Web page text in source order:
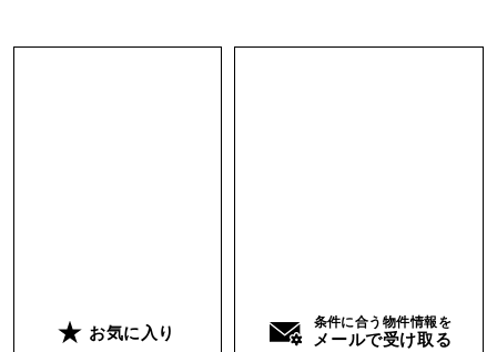
徴時な洋間の空間が現れます。この洋間をインナ
お気に入り
条件に合う物件情報を
メールで受け取る